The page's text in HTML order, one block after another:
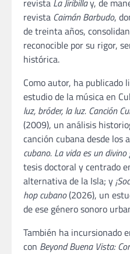
revista La Jiribillay, de
revista Caimán Barbudo,
de treinta años,
reconocible por su rigor,
histórica.
Como autor, ha publicado
estudio de la música en
luz, bróder, la luz. Canción
(2009), un análisis
canción cubana desde los
cubano. La vida es un divino
tesis doctoral y centrado
alternativa de la Isla; y
hop cubano(2026), un
de ese género sonoro
También ha incursionado
con Beyond Buena Vista: